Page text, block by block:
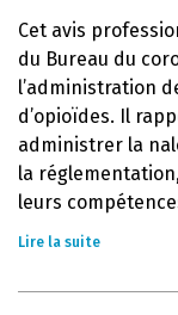
Cet avis
du Bureau du
l’administration
d’opioïdes. Il
administrer la
la
leurs
Lire la suite